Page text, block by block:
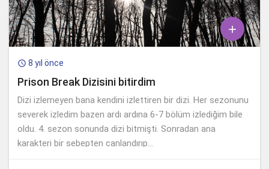

 8 yıl önce
Prison Break Dizisini bitirdim
Dizi izlemeyen bana kendini izlettiren bir dizi. Her sezonunu
severek izledim bazen ardı ardına 6-7 bölüm izlediğim bile
oldu. 4. sezon sonunda dizi bitmişti. Sonradan ana
karakteri bir sebepten canlandırıp...